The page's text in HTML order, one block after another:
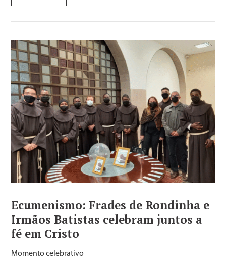
Ecumenismo: Frades de Rondinha e
Irmãos Batistas celebram juntos a
fé em Cristo
Momento celebrativo